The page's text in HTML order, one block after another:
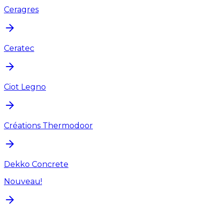
Ceragres
Ceratec
Ciot Legno
Créations Thermodoor
Dekko Concrete
Nouveau!